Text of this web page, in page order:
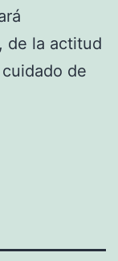
de la actitud
de